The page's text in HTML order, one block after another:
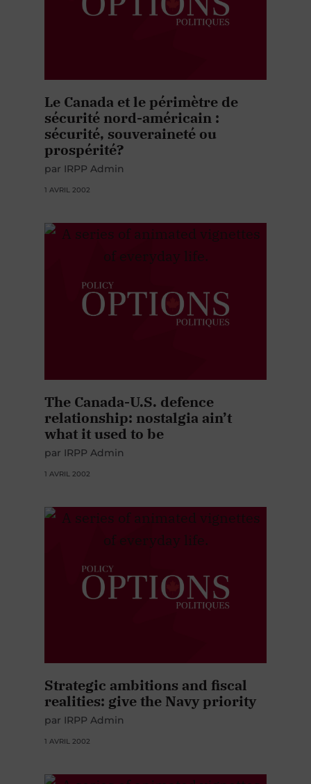
Le Canada et le périmètre de
sécurité nord-américain :
sécurité, souveraineté ou
prospérité?
par IRPP Admin
1 AVRIL 2002
The Canada-U.S. defence
relationship: nostalgia ain’t
what it used to be
par IRPP Admin
1 AVRIL 2002
Strategic ambitions and fiscal
realities: give the Navy priority
par IRPP Admin
1 AVRIL 2002